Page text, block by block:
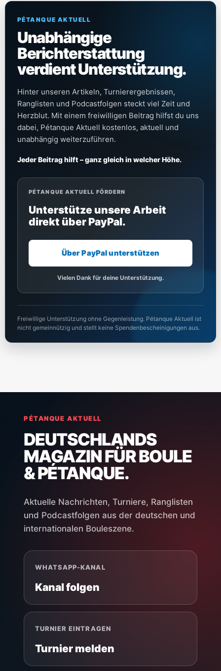
PÉTANQUE AKTUELL
Unabhängige
Berichterstattung
verdient Unterstützung.
Hinter unseren Artikeln, Turnierergebnissen,
Ranglisten und Podcastfolgen steckt viel Zeit und
Herzblut. Mit einem freiwilligen Beitrag hilfst du uns
dabei, Pétanque Aktuell kostenlos, aktuell und
unabhängig weiterzuführen.
Jeder Beitrag hilft – ganz gleich in welcher Höhe.
PÉTANQUE AKTUELL FÖRDERN
Unterstütze unsere Arbeit
direkt über PayPal.
Über PayPal unterstützen
Vielen Dank für deine Unterstützung.
Freiwillige Unterstützung ohne Gegenleistung. Pétanque Aktuell ist
nicht gemeinnützig und stellt keine Spendenbescheinigungen aus.
PÉTANQUE AKTUELL
DEUTSCHLANDS
MAGAZIN FÜR BOULE
& PÉTANQUE.
Aktuelle Nachrichten, Turniere, Ranglisten
und Podcastfolgen aus der deutschen und
internationalen Bouleszene.
WHATSAPP-KANAL
Kanal folgen
TURNIER EINTRAGEN
Turnier melden